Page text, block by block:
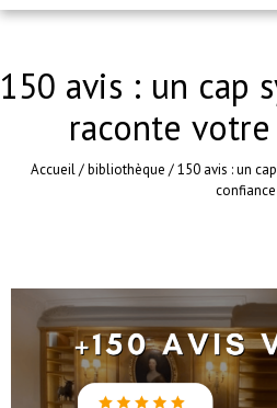
150 avis : un cap
raconte
Accueil/bibliothèque /150 avis : un
confiance